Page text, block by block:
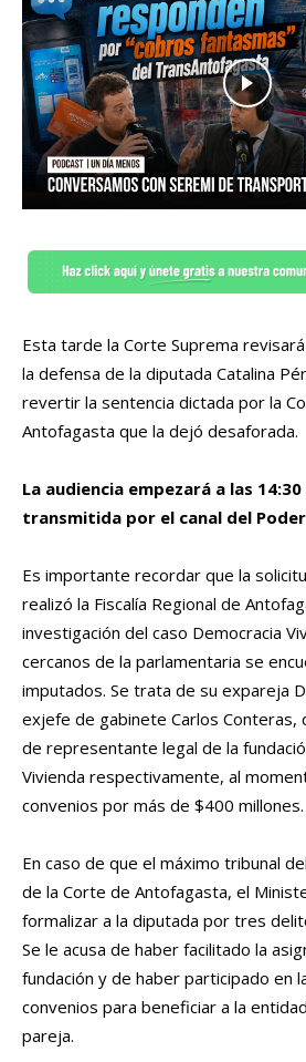
Esta tarde la Corte Suprema
la defensa de la diputada Catalina
revertir la sentencia dictada por la
Antofagasta que la dejó desaforada.
La audiencia empezará a las
transmitida por el canal del
Es importante recordar que la
realizó la Fiscalía Regional de
investigación del caso Democracia
cercanos de la parlamentaria se
imputados. Se trata de su expareja
exjefe de gabinete Carlos Conteras,
de representante legal de la
Vivienda respectivamente, al
convenios por más de $400 millones.
En caso de que el máximo tribunal
de la Corte de Antofagasta, el
formalizar a la diputada por tres
Se le acusa de haber facilitado la
fundación y de haber participado en
convenios para beneficiar a la
pareja.